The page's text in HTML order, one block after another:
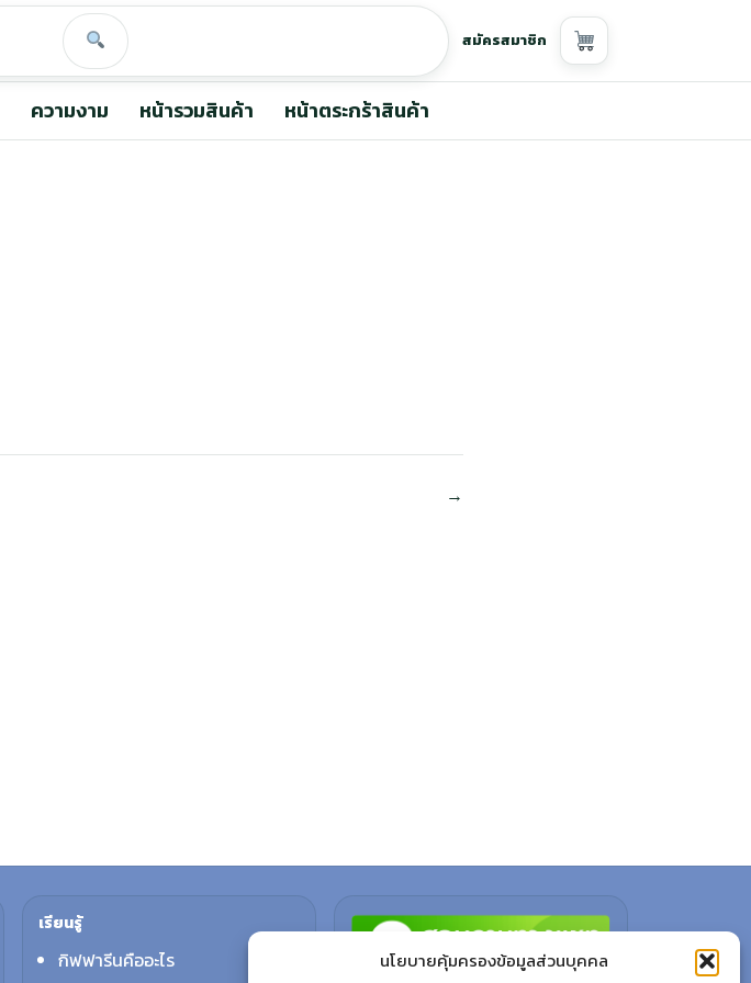
นโยบายคุ้มครองข้อมูลส่วนบุคคล
สมัครสมาชิก
ความงาม หน้ารวมสินค้า หน้าตระกร้าสินค้า
เรียนรู้
กิฟฟารีนคืออะไร